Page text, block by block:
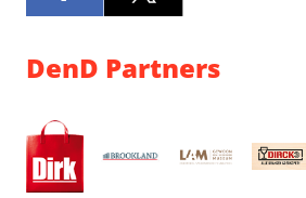
DenD Partners